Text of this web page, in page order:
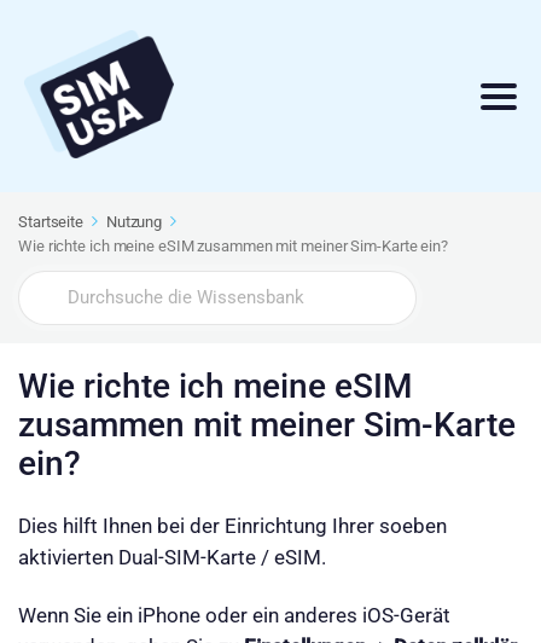
Startseite
Nutzung
Wie richte ich meine eSIM zusammen mit meiner Sim-Karte ein?
Search
For
Wie richte ich meine eSIM
zusammen mit meiner Sim-Karte
ein?
Dies hilft Ihnen bei der Einrichtung Ihrer soeben
aktivierten Dual-SIM-Karte / eSIM.
Wenn Sie ein iPhone oder ein anderes iOS-Gerät